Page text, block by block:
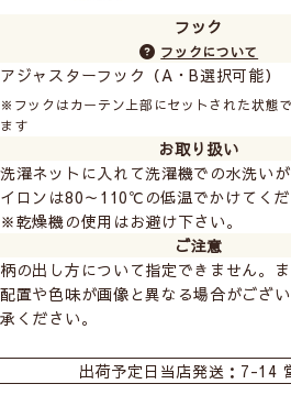
自分で窓枠の内側に取り付けたレ
狭いのでレースをフラットにして引
って良かったです。
でお昼間は明るくて柄もとても綺
ようです。
丈も幅もピッタリ思った通りで縫製
丁寧なのでまた機会があったらお願
お気に入りのカーテンにして毎日
てます。
良かったです。
一緒にお買い上げいただきまし
フック
フックについて
アジャスターフック（A・B選択可能）
※フックはカーテン上部にセットされた状態
ます
お取り扱い
洗濯ネットに入れて洗濯機での水洗い
イロンは80～110℃の低温でかけてくだ
※乾燥機の使用はお避け下さい。
ご注意
柄の出し方について指定できません。
配置や色味が画像と異なる場合がござ
承ください。
出荷予定日 当店発送：7-14